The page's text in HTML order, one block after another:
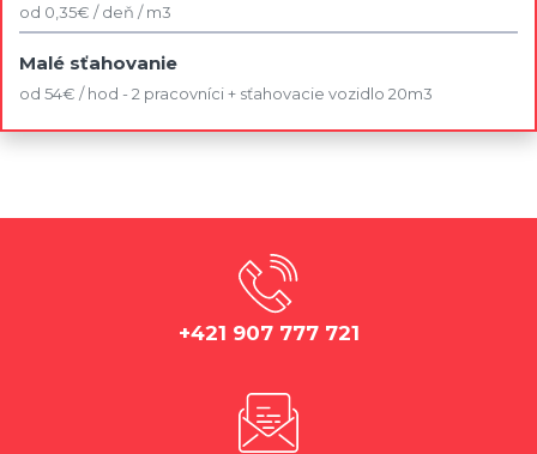
od 0,35€ / deň / m3
Malé sťahovanie
od 54€ / hod - 2 pracovníci + sťahovacie vozidlo 20m3
+421 907 777 721